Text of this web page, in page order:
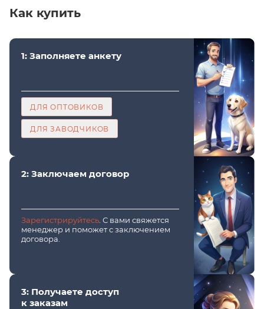
Как купить
1: Заполняете анкету
ДЛЯ ОПТОВИКОВ
ДЛЯ ЗАВОДЧИКОВ
2: Заключаем договор
Зарегистрируйтесь . С вами свяжется
менеджер и поможет с заключением
договора.
3: Получаете доступ
к заказам